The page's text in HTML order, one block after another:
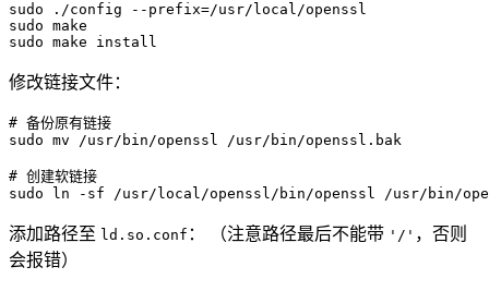
sudo ./config --prefix=
sudo make
sudo make install
修改链接文件：
# 备份原有链接
sudo mv /usr/bin/openssl /usr/bin/openssl.bak
# 创建软链接
sudo
ln -sf /usr/local/openssl/bin/openssl /usr/bin/
添加路径至 ld.so.conf ： （注意路径最后不能带 '/' ，否则
会报错）